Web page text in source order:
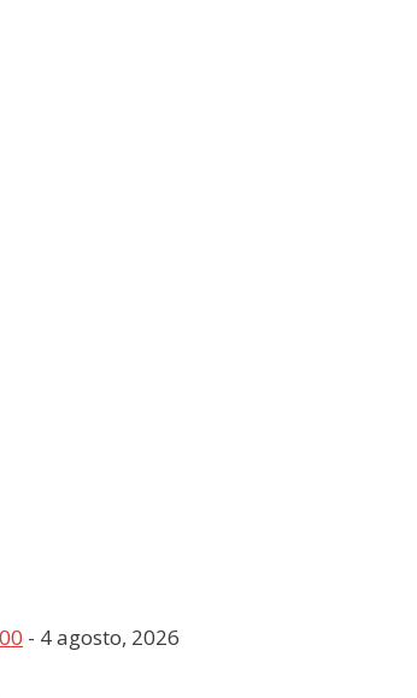
- 4 agosto, 2026